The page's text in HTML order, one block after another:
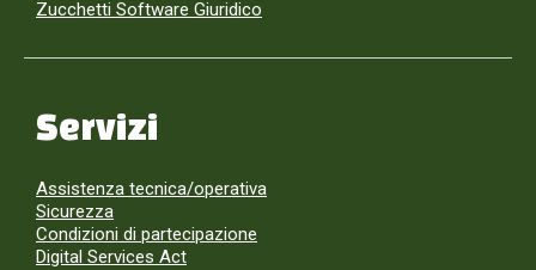
Zucchetti Software Giuridico
Servizi
Assistenza tecnica/operativa
Sicurezza
Condizioni di partecipazione
Digital Services Act